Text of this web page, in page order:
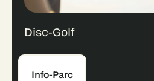
Disc-Golf
Info-Parc